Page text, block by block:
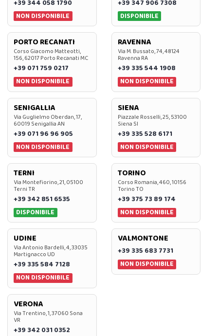
+39 344 058 1790
NON DISPONIBILE
+39 347 906 7308
DISPONIBILE
PORTO RECANATI
Corso Giacomo Matteotti,
156, 62017 Porto Recanati MC
+39 071 759 0217
NON DISPONIBILE
RAVENNA
Via M. Bussato, 74, 48124
Ravenna RA
+39 335 544 1908
NON DISPONIBILE
SENIGALLIA
Via Guglielmo Oberdan, 17,
60019 Senigallia AN
+39 071 96 96 905
NON DISPONIBILE
SIENA
Piazzale Rosselli, 25, 53100
Siena SI
+39 335 528 6171
NON DISPONIBILE
TERNI
Via Montefiorino, 21, 05100
Terni TR
+39 342 851 6535
DISPONIBILE
TORINO
Corso Romania, 460, 10156
Torino TO
+39 375 73 89 174
NON DISPONIBILE
UDINE
Via Antonio Bardelli, 4, 33035
Martignacco UD
+39 335 584 7128
NON DISPONIBILE
VALMONTONE
+39 335 683 7731
NON DISPONIBILE
VERONA
Via Trentino, 1, 37060 Sona
VR
+39 342 031 0352